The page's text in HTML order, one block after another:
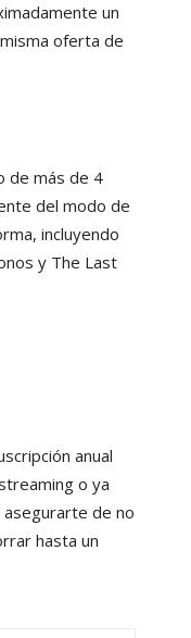
un
oferta de
de más de 4
del modo de
incluyendo
y The Last
anual
o ya
de no
hasta un